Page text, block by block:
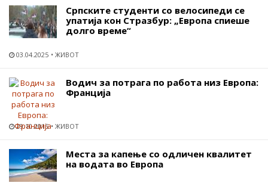
Српските студенти со велосипеди се
упатија кон Стразбур: „Европа спиеше
долго време“
03.04.2025 ЖИВОТ
Водич за потрага по работа низ Европа:
Франција
29.10.2015 ЖИВОТ
Места за капење со одличен квалитет
на водата во Европа